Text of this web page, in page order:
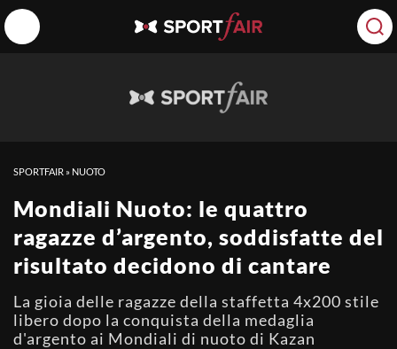
SPORTFAIR » NUOTO
Mondiali Nuoto: le quattro
ragazze d’argento, soddisfatte del
risultato decidono di cantare
La gioia delle ragazze della staffetta 4x200 stile
libero dopo la conquista della medaglia
d'argento ai Mondiali di nuoto di Kazan